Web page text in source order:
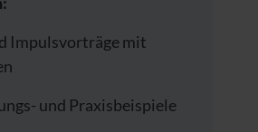
Impulsvorträge mit
und Praxisbeispiele